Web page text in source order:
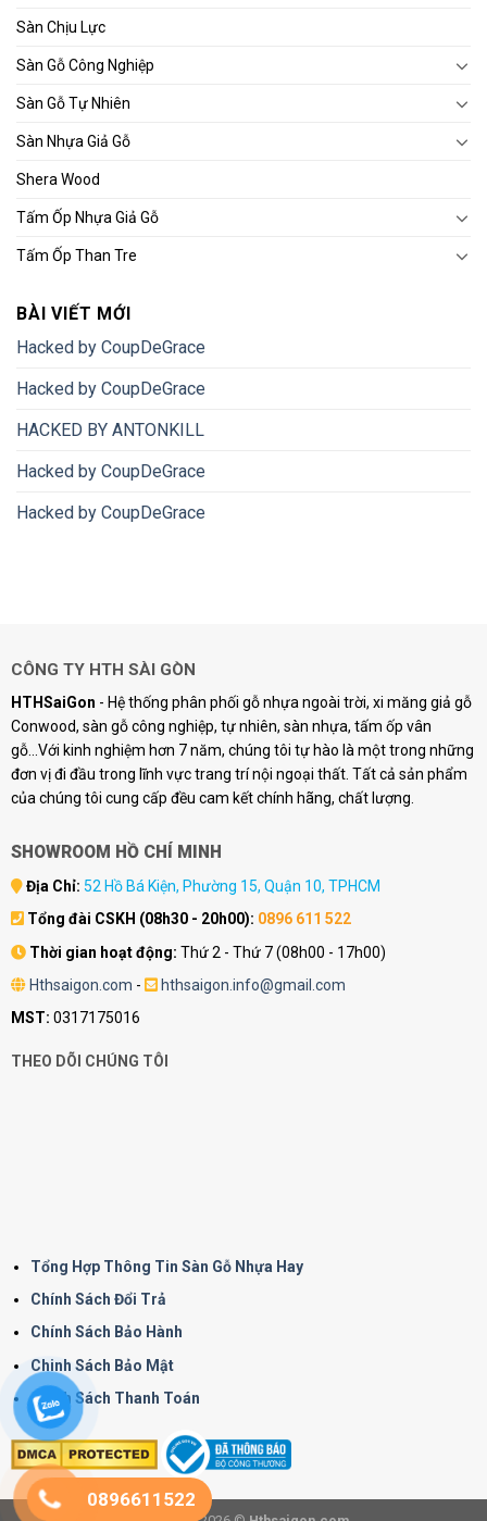
Sàn Chịu Lực
Sàn Gỗ Công Nghiệp
Sàn Gỗ Tự Nhiên
Sàn Nhựa Giả Gỗ
Shera Wood
Tấm Ốp Nhựa Giả Gỗ
Tấm Ốp Than Tre
BÀI VIẾT MỚI
Hacked by CoupDeGrace
Hacked by CoupDeGrace
HACKED BY ANTONKILL
Hacked by CoupDeGrace
Hacked by CoupDeGrace
CÔNG TY HTH SÀI GÒN
HTHSaiGon - Hệ thống phân phối gỗ nhựa ngoài trời, xi măng giả gỗ
Conwood, sàn gỗ công nghiệp, tự nhiên, sàn nhựa, tấm ốp vân
gỗ...Với kinh nghiệm hơn 7 năm, chúng tôi tự hào là một trong những
đơn vị đi đầu trong lĩnh vực trang trí nội ngoại thất. Tất cả sản phẩm
của chúng tôi cung cấp đều cam kết chính hãng, chất lượng.
SHOWROOM HỒ CHÍ MINH
Địa Chỉ: 52 Hồ Bá Kiện, Phường 15, Quận 10, TPHCM
Tổng đài CSKH (08h30 - 20h00): 0896 611 522
Thời gian hoạt động: Thứ 2 - Thứ 7 (08h00 - 17h00)
Hthsaigon.com -
hthsaigon.info@gmail.com
MST: 0317175016
THEO DÕI CHÚNG TÔI
Tổng Hợp Thông Tin Sàn Gỗ Nhựa Hay
Chính Sách Đổi Trả
Chính Sách Bảo Hành
Chinh Sách Bảo Mật
Chính Sách Thanh Toán
0896611522